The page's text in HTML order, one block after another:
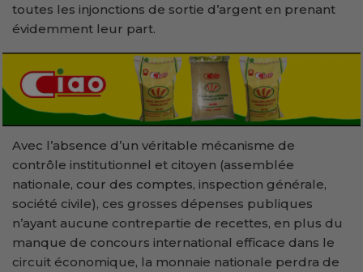
toutes les injonctions de sortie d’argent en prenant
évidemment leur part.
Avec l’absence d’un véritable mécanisme de
contrôle institutionnel et citoyen (assemblée
nationale, cour des comptes, inspection générale,
société civile), ces grosses dépenses publiques
n’ayant aucune contrepartie de recettes, en plus du
manque de concours international efficace dans le
circuit économique, la monnaie nationale perdra de